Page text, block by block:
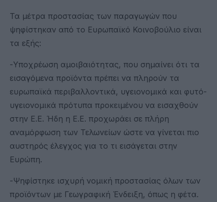
Τα μέτρα προστασίας των παραγωγών που
ψηφίστηκαν από το Ευρωπαϊκό Κοινοβούλιο είναι
τα εξής:
-Υποχρέωση αμοιβαιότητας, που σημαίνει ότι τα
εισαγόμενα προϊόντα πρέπει να πληρούν τα
ευρωπαϊκά περιβαλλοντικά, υγειονομικά και φυτό-
υγειονομικά πρότυπα προκειμένου να εισαχθούν
στην Ε.Ε. Ήδη η Ε.Ε. προχωράει σε πλήρη
αναμόρφωση των Τελωνείων ώστε να γίνεται πιο
αυστηρός έλεγχος για το τι εισάγεται στην
Ευρώπη.
-Ψηφίστηκε ισχυρή νομική προστασίας όλων των
προϊόντων με Γεωγραφική Ένδειξη, όπως η φέτα.